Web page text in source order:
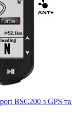
BSC200 з GPS та